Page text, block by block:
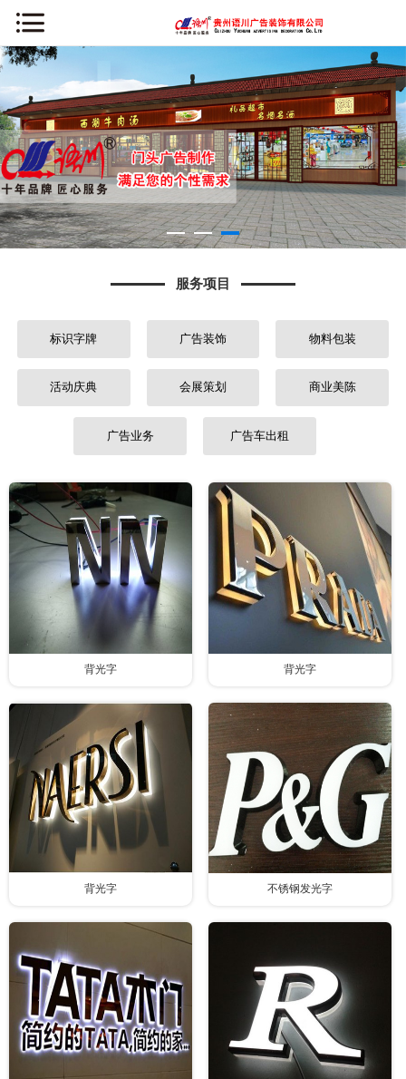
服务项目
标识字牌 广告装饰 物料包装
活动庆典 会展策划 商业美陈
广告业务 广告车出租
背光字 背光字
背光字 不锈钢发光字
公司简介
新闻资讯
服务项目
案例中心
荣誉资质
常见问题